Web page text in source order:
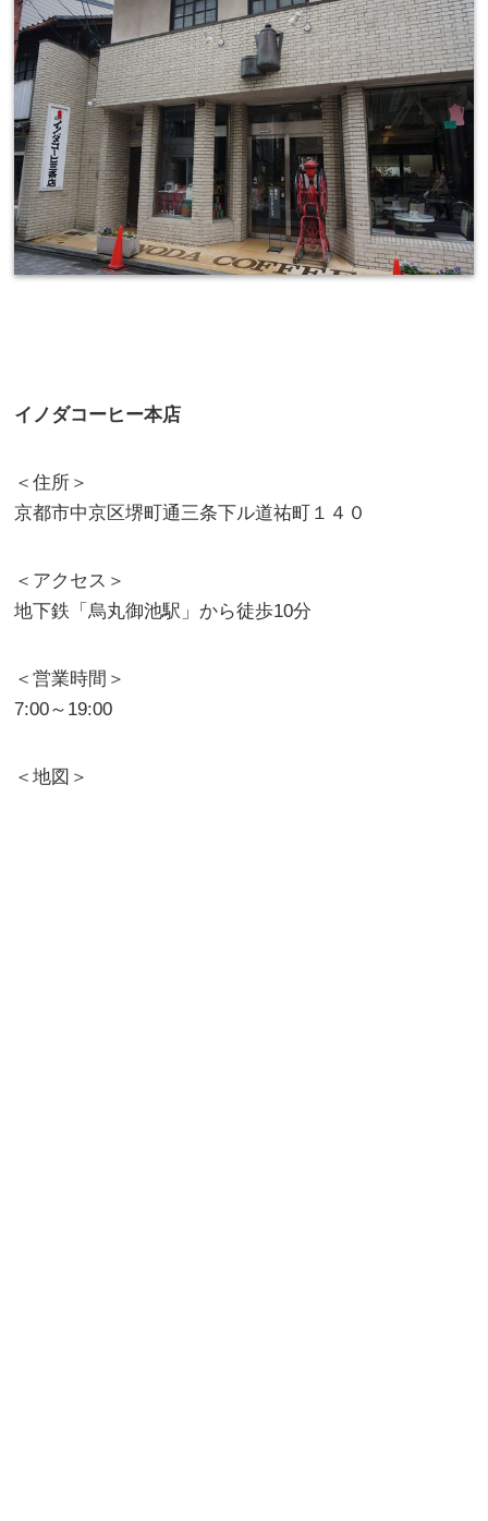
イノダコーヒー本店
＜住所＞
京都市中京区堺町通三条下ル道祐町１４０
＜アクセス＞
地下鉄「烏丸御池駅」から徒歩10分
＜営業時間＞
7:00～19:00
＜地図＞